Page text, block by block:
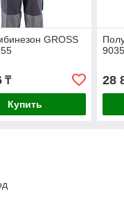
GROSS
₸
Купить
28